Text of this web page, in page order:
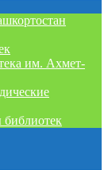
им. Ахмет-